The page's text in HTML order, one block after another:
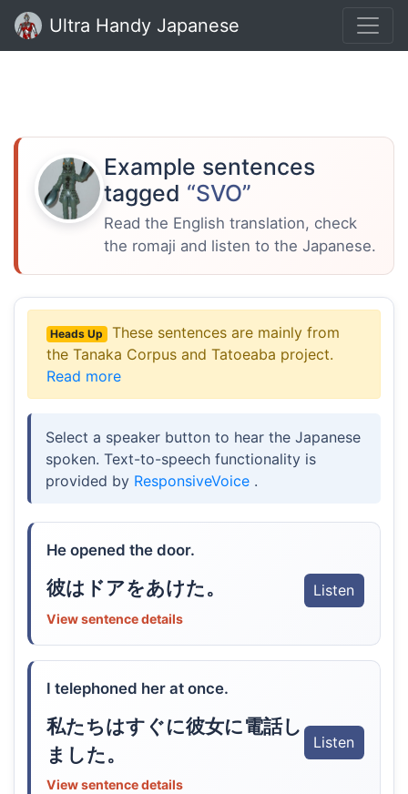
Ultra Handy Japanese
Example sentences
tagged “SVO”
Read the English translation, check
the romaji and listen to the Japanese.
Heads Up
These sentences are mainly from
the Tanaka Corpus and Tatoeaba project.
Read more
Select a speaker button to hear the Japanese
spoken. Text-to-speech functionality is
provided by ResponsiveVoice .
He opened the door.
彼はドアをあけた。 Listen
View sentence details
I telephoned her at once.
私たちはすぐに彼女に電話し
ました。
Listen
View sentence details